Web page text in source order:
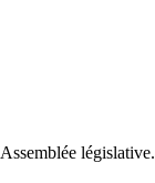
législative.